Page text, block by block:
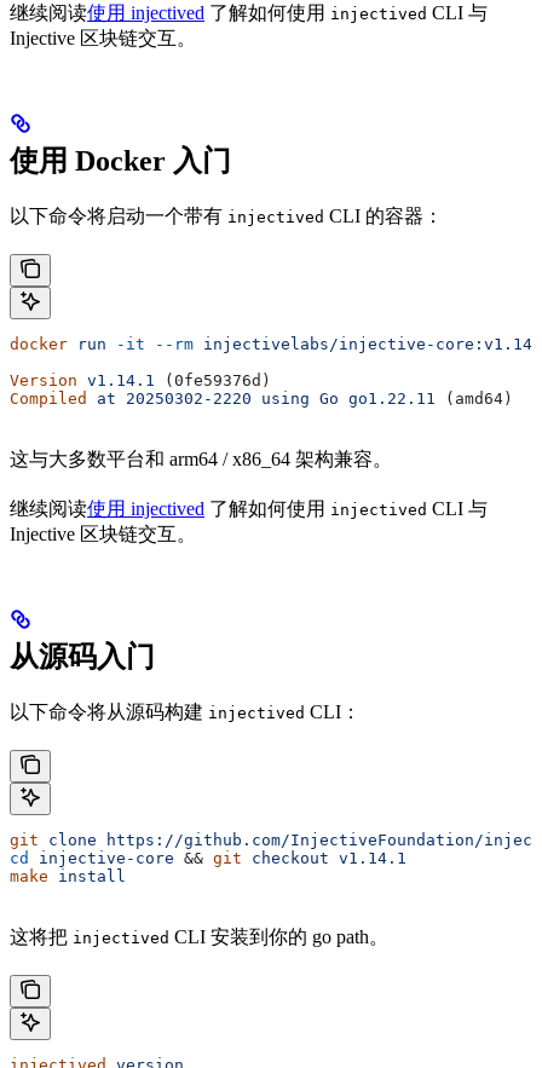
继续阅读使用 injectived 了解如何使用 injectived CLI 与
Injective 区块链交互。
使用 Docker 入门
以下命令将启动一个带有 injectived CLI 的容器：
docker run -it --rm injectivelabs/injective-
Version v1.14.1
(0fe59376d)
Compiled
at 20250302-2220 using Go go1.22.11 (amd64)
这与大多数平台和 arm64 / x86_64 架构兼容。
继续阅读使用 injectived 了解如何使用 injectived CLI 与
Injective 区块链交互。
从源码入门
以下命令将从源码构建 injectived CLI：
git clone https://github.com/InjectiveFoundation/
cd
injective-core && git checkout v1.14.1
make install
这将把 injectived CLI 安装到你的 go path。